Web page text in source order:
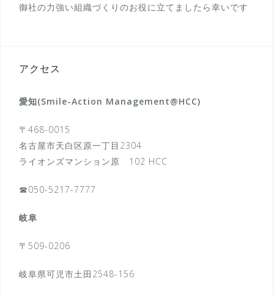
御社の力強い組織づくりのお役に立てましたら幸いです
アクセス
愛知(Smile-Action Management@HCC)
〒468-0015
名古屋市天白区原一丁目2304
ライオンズマンション原 102 HCC
☎050-5217-7777
岐阜
〒509-0206
岐阜県可児市土田2548-156